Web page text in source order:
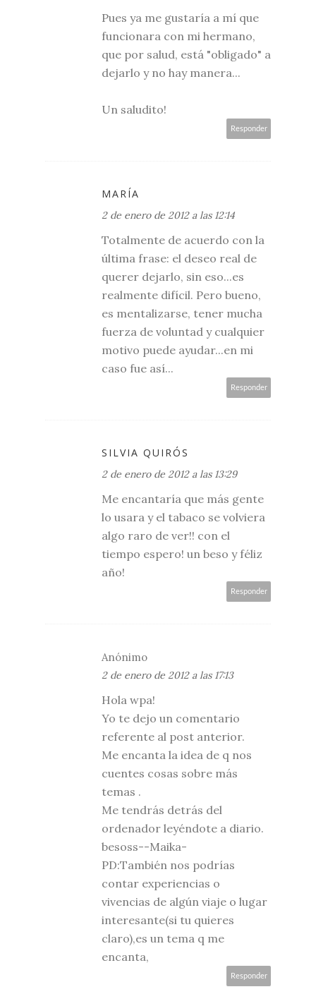
Pues ya me gustaría a mí que
funcionara con mi hermano,
que por salud, está "obligado" a
dejarlo y no hay manera...
Un saludito!
Responder
MARÍA
2 de enero de 2012 a las 12:14
Totalmente de acuerdo con la
última frase: el deseo real de
querer dejarlo, sin eso...es
realmente difícil. Pero bueno,
es mentalizarse, tener mucha
fuerza de voluntad y cualquier
motivo puede ayudar...en mi
caso fue así...
Responder
SILVIA QUIRÓS
2 de enero de 2012 a las 13:29
Me encantaría que más gente
lo usara y el tabaco se volviera
algo raro de ver!! con el
tiempo espero! un beso y féliz
año!
Responder
Anónimo
2 de enero de 2012 a las 17:13
Hola wpa!
Yo te dejo un comentario
referente al post anterior.
Me encanta la idea de q nos
cuentes cosas sobre más
temas .
Me tendrás detrás del
ordenador leyéndote a diario.
besoss--Maika-
PD:También nos podrías
contar experiencias o
vivencias de algún viaje o lugar
interesante(si tu quieres
claro),es un tema q me
encanta,
Responder